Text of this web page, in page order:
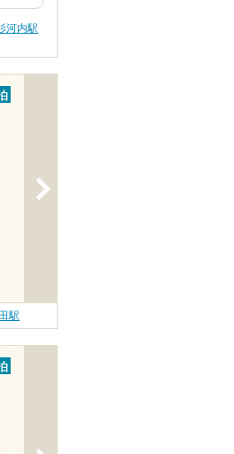
河内駅
駅